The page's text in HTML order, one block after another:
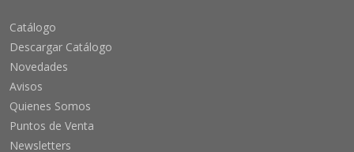
Catálogo
Descargar Catálogo
Novedades
Avisos
Quienes Somos
Puntos de Venta
Newsletters